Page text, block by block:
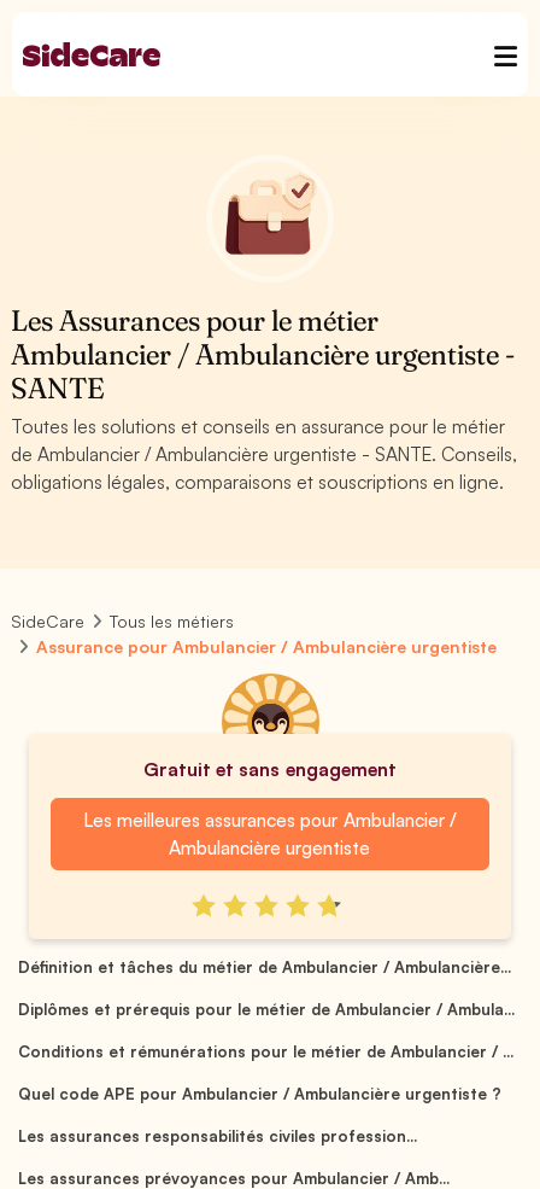
Les Assurances pour le métier
Ambulancier / Ambulancière urgentiste -
SANTE
Toutes les solutions et conseils en assurance pour le métier
de Ambulancier / Ambulancière urgentiste - SANTE. Conseils,
obligations légales, comparaisons et souscriptions en ligne.
SideCare
Tous les métiers
Assurance pour Ambulancier / Ambulancière urgentiste
Gratuit et sans engagement
Les meilleures assurances pour Ambulancier /
Ambulancière urgentiste
Définition et tâches du métier de Ambulancier / Ambulancière...
Diplômes et prérequis pour le métier de Ambulancier / Ambula...
Conditions et rémunérations pour le métier de Ambulancier / ...
Quel code APE pour Ambulancier / Ambulancière urgentiste ?
Les assurances responsabilités civiles profession...
Les assurances prévoyances pour Ambulancier / Amb...